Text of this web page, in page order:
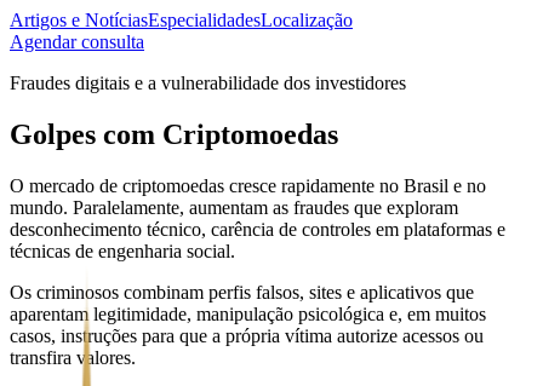
Artigos e NotíciasEspecialidadesLocalização
Agendar consulta
Fraudes digitais e a vulnerabilidade dos investidores
Golpes com Criptomoedas
O mercado de criptomoedas cresce rapidamente no Brasil e no
mundo. Paralelamente, aumentam as fraudes que exploram
desconhecimento técnico, carência de controles em plataformas e
técnicas de engenharia social.
Os criminosos combinam perfis falsos, sites e aplicativos que
aparentam legitimidade, manipulação psicológica e, em muitos
casos, instruções para que a própria vítima autorize acessos ou
transfira valores.